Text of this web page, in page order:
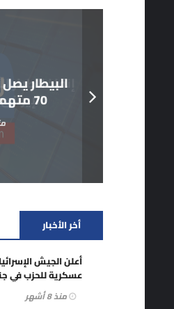
البيطار
70 متهماً في ملف المرفأ
أخر الأخبار
أعلن الجيش
عسكرية للحزب في
قريتي دير كيفا